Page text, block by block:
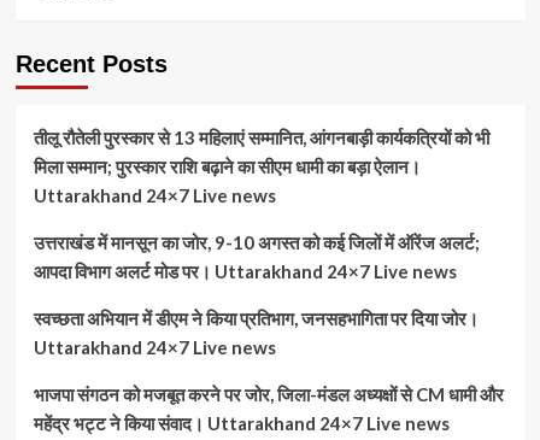
Recent Posts
तीलू रौतेली पुरस्कार से 13 महिलाएं सम्मानित, आंगनबाड़ी कार्यकत्रियों को भी
मिला सम्मान; पुरस्कार राशि बढ़ाने का सीएम धामी का बड़ा ऐलान।
Uttarakhand 24×7 Live news
उत्तराखंड में मानसून का जोर, 9-10 अगस्त को कई जिलों में ऑरेंज अलर्ट;
आपदा विभाग अलर्ट मोड पर। Uttarakhand 24×7 Live news
स्वच्छता अभियान में डीएम ने किया प्रतिभाग, जनसहभागिता पर दिया जोर।
Uttarakhand 24×7 Live news
भाजपा संगठन को मजबूत करने पर जोर, जिला-मंडल अध्यक्षों से CM धामी और
महेंद्र भट्ट ने किया संवाद। Uttarakhand 24×7 Live news